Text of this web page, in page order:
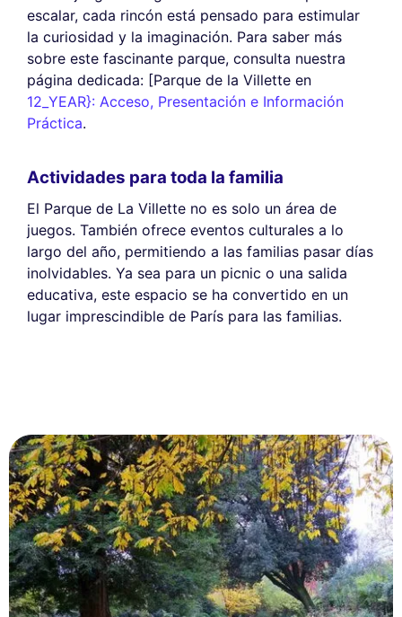
escalar, cada rincón está pensado para estimular
la curiosidad y la imaginación. Para saber más
sobre este fascinante parque, consulta nuestra
página dedicada: [Parque de la Villette en
12_YEAR}: Acceso, Presentación e Información
Práctica.
Actividades para toda la familia
El Parque de La Villette no es solo un área de
juegos. También ofrece eventos culturales a lo
largo del año, permitiendo a las familias pasar días
inolvidables. Ya sea para un picnic o una salida
educativa, este espacio se ha convertido en un
lugar imprescindible de París para las familias.